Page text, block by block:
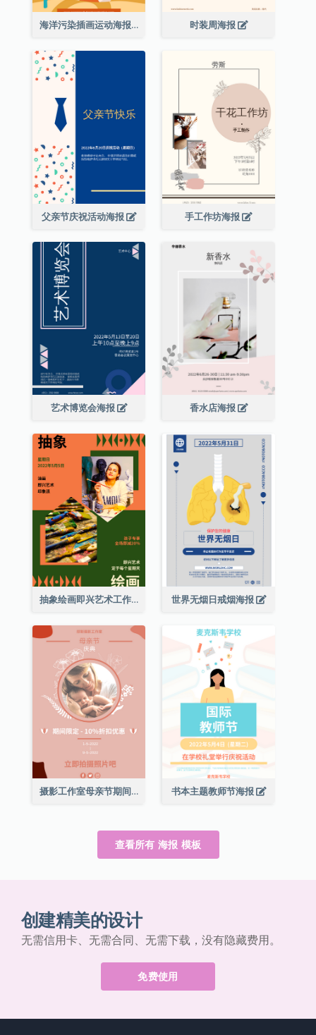
海洋污染插画运动海报 时装周海报
父亲节庆祝活动海报 手工作坊海报
艺术博览会海报 香水店海报
抽象绘画即兴艺术工作坊海报 世界无烟日戒烟海报
摄影工作室母亲节期间限定优惠宣传海报 书本主题教师节海报
查看所有 海报 模板
创建精美的设计
无需信用卡、无需合同、无需下载，没有隐藏费用。
免费使用